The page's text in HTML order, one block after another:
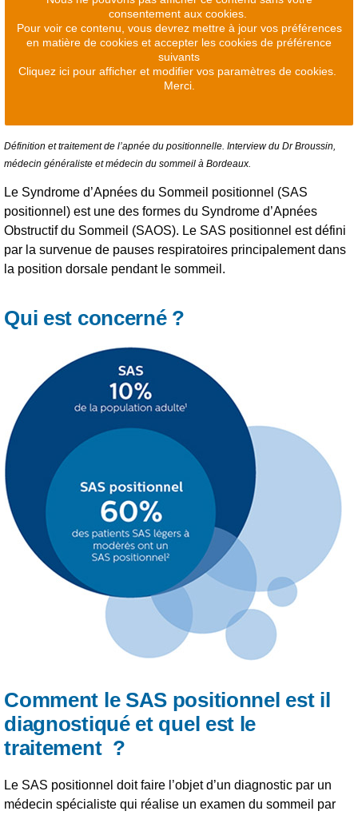
consentement aux cookies.
Pour voir ce contenu, vous devrez mettre à jour vos préférences
en matière de cookies et accepter les cookies de préférence
suivants
Cliquez ici pour afficher et modifier vos paramètres de cookies.
Merci.
Définition et traitement de l’apnée du positionnelle. Interview du Dr Broussin,
médecin généraliste et médecin du sommeil à Bordeaux.
Le Syndrome d’Apnées du Sommeil positionnel (SAS
positionnel) est une des formes du Syndrome d’Apnées
Obstructif du Sommeil (SAOS). Le SAS positionnel est défini
par la survenue de pauses respiratoires principalement dans
la position dorsale pendant le sommeil.
Qui est concerné ?
Comment le SAS positionnel est il
diagnostiqué et quel est le
traitement ?
Le SAS positionnel doit faire l’objet d’un diagnostic par un
médecin spécialiste qui réalise un examen du sommeil par